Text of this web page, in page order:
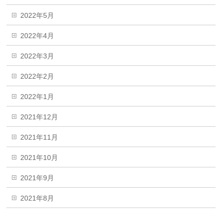
2022年5月
2022年4月
2022年3月
2022年2月
2022年1月
2021年12月
2021年11月
2021年10月
2021年9月
2021年8月